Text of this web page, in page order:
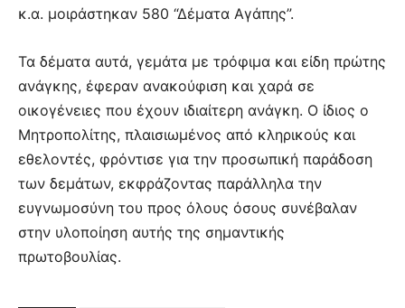
κ.α. μοιράστηκαν 580 “Δέματα Αγάπης”.
Τα δέματα αυτά, γεμάτα με τρόφιμα και είδη πρώτης
ανάγκης, έφεραν ανακούφιση και χαρά σε
οικογένειες που έχουν ιδιαίτερη ανάγκη. Ο ίδιος ο
Μητροπολίτης, πλαισιωμένος από κληρικούς και
εθελοντές, φρόντισε για την προσωπική παράδοση
των δεμάτων, εκφράζοντας παράλληλα την
ευγνωμοσύνη του προς όλους όσους συνέβαλαν
στην υλοποίηση αυτής της σημαντικής
πρωτοβουλίας.